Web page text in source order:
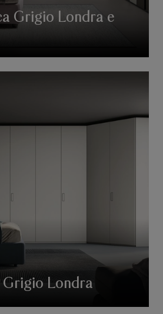
Grigio Londra e
Grigio Londra